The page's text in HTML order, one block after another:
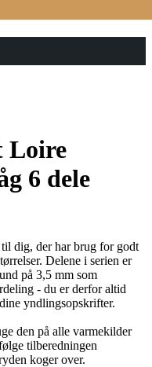
Loire
6 dele
dig, der har brug for godt
Delene i serien er
på 3,5 mm som
- du er derfor altid
yndlingsopskrifter.
den på alle varmekilder
tilberedningen
koger over.